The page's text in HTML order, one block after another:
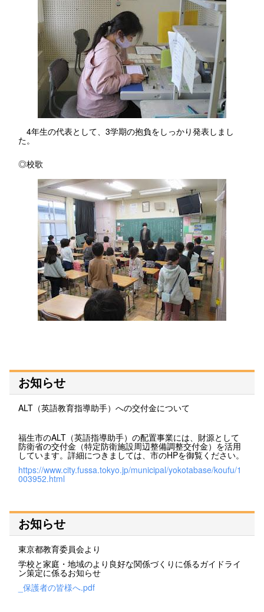
4年生の代表として、3学期の抱負をしっかり発表しまし
た。
◎校歌
お知らせ
ALT（英語教育指導助手）への交付金について
福生市のALT（英語指導助手）の配置事業には、財源として
防衛省の交付金（特定防衛施設周辺整備調整交付金）を活用
しています。詳細につきましては、市のHPを御覧ください。
https://www.city.fussa.tokyo.jp/municipal/yokotabase/koufu/1
003952.html
お知らせ
東京都教育委員会より
学校と家庭・地域のより良好な関係づくりに係るガイドライ
ン策定に係るお知らせ
_保護者の皆様へ.pdf